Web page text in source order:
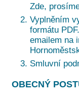
Zde,
Vyplněním
formátu
emailem na
Smluvní
OBECNÝ